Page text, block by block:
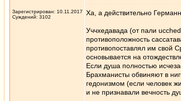
Зарегистрирован: 10.11.2017
Суждений: 3102
Ха, а действительно
Уччхедавада (от пали
противоположность
противопоставлял им свой
основывается на
Если душа полностью
Брахманисты обвиняют в
гедонизмом (если человек
и не признавали вечность